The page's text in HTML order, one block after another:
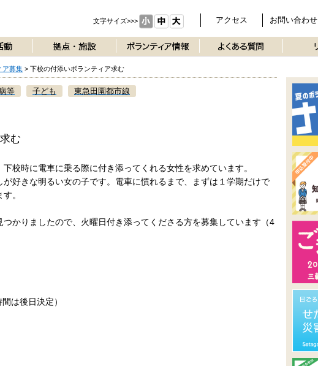
お問い合わせ
アクセス
文字サイズ>>>
ア募集 > 下校の付添いボランティア求む
等 子ども 東急田園都市線
む
校時に電車に乗る際に付き添ってくれる女性を求めています。
好きな明るい女の子です。電車に慣れるまで、まずは１学期だけで
。
かりましたので、火曜日付き添ってくださる方を募集しています（4
は後日決定）